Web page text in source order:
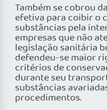
Também se cobrou
efetiva para coibir o
substâncias pela
empresas que não
legislação sanitária
defendeu-se maior
critérios de
durante seu
substâncias
procedimentos.